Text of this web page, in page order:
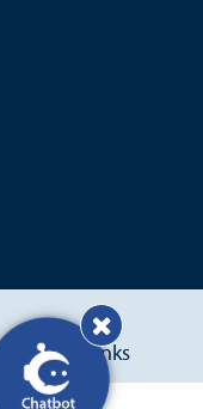
Links
Hallo! Ich